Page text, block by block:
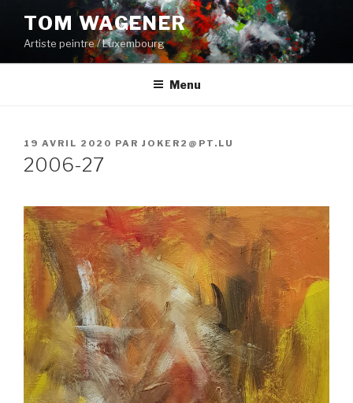
contenu
principal
TOM WAGENER
Artiste peintre / Luxembourg
Menu
PUBLIÉ
LE
19 AVRIL 2020 PAR JOKER2@PT.LU
2006-27